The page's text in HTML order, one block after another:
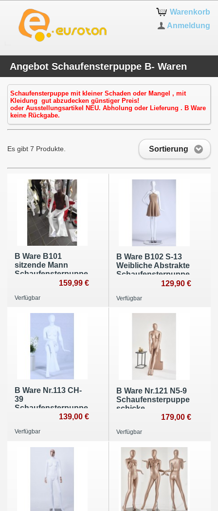
Warenkorb
Anmeldung
Angebot Schaufensterpuppe B- Waren
Schaufensterpuppe mit kleiner Schaden oder Mangel , mit
Kleidung gut abzudecken günstiger Preis!
oder Ausstellungsartikel NEU. Abholung oder Lieferung . B Ware
keine Rückgabe.
Sortierung
Es gibt 7 Produkte.
B Ware B101
sitzende Mann
Schaufensterpuppe
weiß matt lackiert
hochwertig
Metallplatte
159,99 €
Verfügbar
B Ware B102 S-13
Weibliche Abstrakte
Schaufensterpuppe
Spitzes Gesicht Neu
129,90 €
Verfügbar
B Ware Nr.113 CH-
39
Schaufensterpuppe
weiß matt lackiert
egghead Kopf mit
139,00 €
Verfügbar
B Ware Nr.121 N5-9
Schaufensterpuppe
schicke
Hautfarbend
Kopf Egghead
179,00 €
Verfügbar